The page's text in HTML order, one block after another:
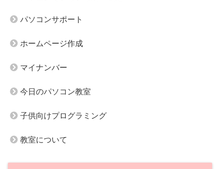
パソコンサポート
ホームページ作成
マイナンバー
今日のパソコン教室
子供向けプログラミング
教室について